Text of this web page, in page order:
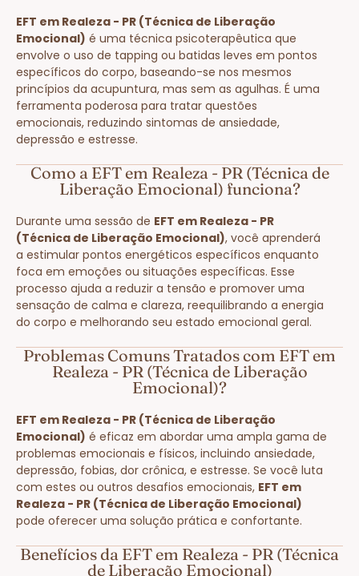
EFT em Realeza - PR (Técnica de Liberação
Emocional) é uma técnica psicoterapêutica que
envolve o uso de tapping ou batidas leves em pontos
específicos do corpo, baseando-se nos mesmos
princípios da acupuntura, mas sem as agulhas. É uma
ferramenta poderosa para tratar questões
emocionais, reduzindo sintomas de ansiedade,
depressão e estresse.
Como a EFT em Realeza - PR (Técnica de
Liberação Emocional) funciona?
Durante uma sessão de EFT em Realeza - PR
(Técnica de Liberação Emocional), você aprenderá
a estimular pontos energéticos específicos enquanto
foca em emoções ou situações específicas. Esse
processo ajuda a reduzir a tensão e promover uma
sensação de calma e clareza, reequilibrando a energia
do corpo e melhorando seu estado emocional geral.
Problemas Comuns Tratados com EFT em
Realeza - PR (Técnica de Liberação
Emocional)?
EFT em Realeza - PR (Técnica de Liberação
Emocional) é eficaz em abordar uma ampla gama de
problemas emocionais e físicos, incluindo ansiedade,
depressão, fobias, dor crônica, e estresse. Se você luta
com estes ou outros desafios emocionais, EFT em
Realeza - PR (Técnica de Liberação Emocional)
pode oferecer uma solução prática e confortante.
Benefícios da EFT em Realeza - PR (Técnica
de Liberação Emocional)